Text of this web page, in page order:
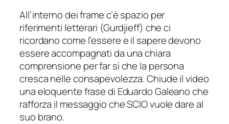
All’interno dei frame c’è spazio per
riferimenti letterari (Gurdjieff) che ci
ricordano come l’essere e il sapere devono
essere accompagnati da una chiara
comprensione per far sì che la persona
cresca nelle consapevolezza. Chiude il video
una eloquente frase di Eduardo Galeano che
rafforza il messaggio che SCIO vuole dare al
suo brano.